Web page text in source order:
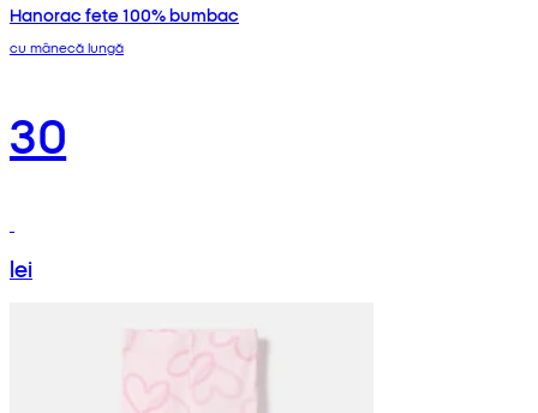
Hanorac fete 100% bumbac
cu mânecă lungă
30
lei